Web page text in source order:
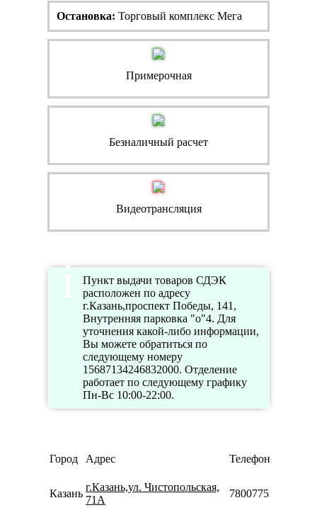
Остановка: Торговый комплекс Мега
Примерочная
Безналичный расчет
Видеотрансляция
Пункт выдачи товаров СДЭК
расположен по адресу
г.Казань,проспект Победы, 141,
Внутренняя парковка "о"4. Для
уточнения какой-либо информации,
Вы можете обратиться по
следующему номеру
15687134246832000. Отделение
работает по следующему графику
Пн-Вс 10:00-22:00.
Город Адрес Телефон
Казань
г.Казань,ул. Чистопольская,
71А
78007753553